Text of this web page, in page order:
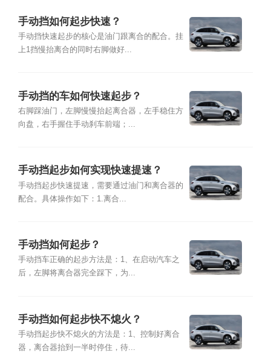
手动挡如何起步快速？
手动挡快速起步的核心是油门跟离合的配合。挂
上1挡慢抬离合的同时右脚做好...
手动挡的车如何快速起步？
右脚踩油门，左脚慢慢抬起离合器，左手稳住方
向盘，右手握住手动刹车前端；...
手动挡起步如何实现快速提速？
手动挡起步快速提速，需要通过油门和离合器的
配合。具体操作如下：1.离合...
手动挡如何起步？
手动挡车正确的起步方法是：1、在启动汽车之
后，左脚将离合器完全踩下，为...
手动挡如何起步快不熄火？
手动挡起步快不熄火的方法是：1、控制好离合
器，离合器抬到一半时停住，待...